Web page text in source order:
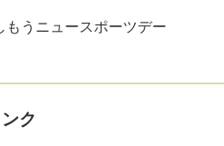
もうニュースポーツデー
ク